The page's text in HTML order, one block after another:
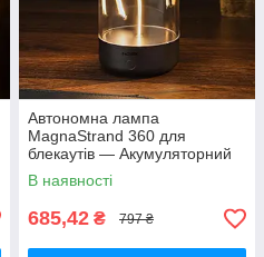
Автономна лампа
MagnaStrand 360 для
блекаутів — Акумуляторний
світильник «Квантовий дріт» з
Type-C та потужним магнітом
В наявності
685,42 ₴ 797 ₴